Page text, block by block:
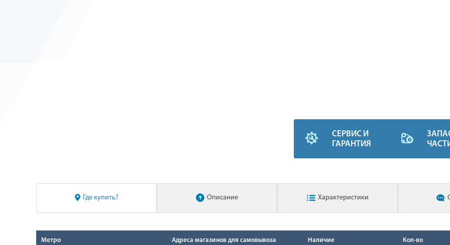
СЕРВИС И
ГАРАНТИЯ
Где купить? Описание Характеристики
Метро Адреса магазинов для самовывоза Наличие Кол-во